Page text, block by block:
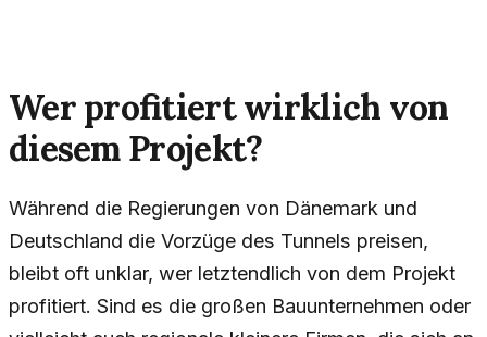
Wer profitiert wirklich von
diesem Projekt?
Während die Regierungen von Dänemark und
Deutschland die Vorzüge des Tunnels preisen,
bleibt oft unklar, wer letztendlich von dem Projekt
profitiert. Sind es die großen Bauunternehmen oder